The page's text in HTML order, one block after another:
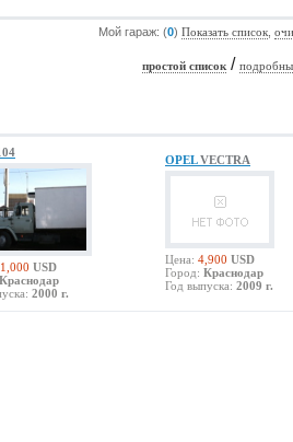
Мой гараж: (0)Показать список ,
простой список /
USD
Краснодар
2000 г.
OPELVECTRA
Цена: 4,900 USD
Город: Краснодар
Год выпуска: 2009 г.